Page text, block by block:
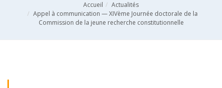
Accueil
Actualités
Appel à communication — XIVème Journée doctorale de la
Commission de la jeune recherche constitutionnelle